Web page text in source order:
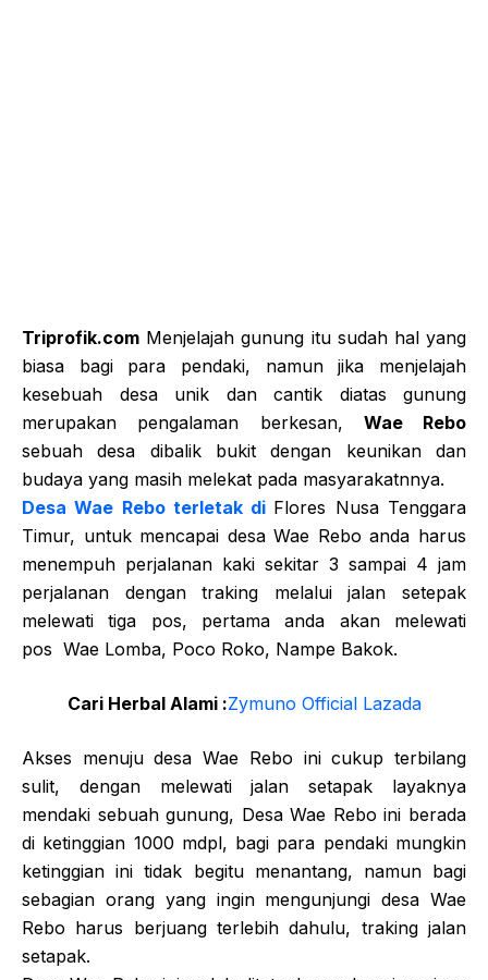
Triprofik.com Menjelajah gunung itu sudah hal yang
biasa bagi para pendaki, namun jika menjelajah
kesebuah desa unik dan cantik diatas gunung
merupakan pengalaman berkesan, Wae Rebo
sebuah desa dibalik bukit dengan keunikan dan
budaya yang masih melekat pada masyarakatnnya.
Desa Wae Rebo terletak di Flores Nusa Tenggara
Timur, untuk mencapai desa Wae Rebo anda harus
menempuh perjalanan kaki sekitar 3 sampai 4 jam
perjalanan dengan traking melalui jalan setepak
melewati tiga pos, pertama anda akan melewati
pos Wae Lomba, Poco Roko, Nampe Bakok.
Cari Herbal Alami :Zymuno Official Lazada
Akses menuju desa Wae Rebo ini cukup terbilang
sulit, dengan melewati jalan setapak layaknya
mendaki sebuah gunung, Desa Wae Rebo ini berada
di ketinggian 1000 mdpl, bagi para pendaki mungkin
ketinggian ini tidak begitu menantang, namun bagi
sebagian orang yang ingin mengunjungi desa Wae
Rebo harus berjuang terlebih dahulu, traking jalan
setapak.